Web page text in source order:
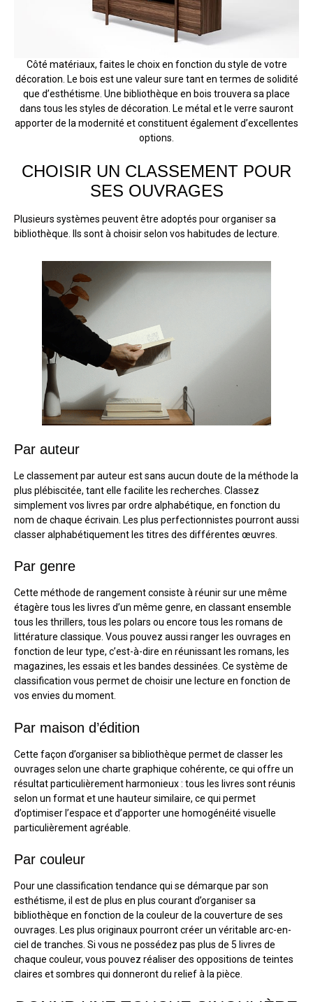
Côté matériaux, faites le choix en fonction du style de votre
décoration. Le bois est une valeur sure tant en termes de solidité
que d’esthétisme. Une bibliothèque en bois trouvera sa place
dans tous les styles de décoration. Le métal et le verre sauront
apporter de la modernité et constituent également d’excellentes
options.
CHOISIR UN CLASSEMENT POUR
SES OUVRAGES
Plusieurs systèmes peuvent être adoptés pour organiser sa
bibliothèque. Ils sont à choisir selon vos habitudes de lecture.
Par auteur
Le classement par auteur est sans aucun doute de la méthode la
plus plébiscitée, tant elle facilite les recherches. Classez
simplement vos livres par ordre alphabétique, en fonction du
nom de chaque écrivain. Les plus perfectionnistes pourront aussi
classer alphabétiquement les titres des différentes œuvres.
Par genre
Cette méthode de rangement consiste à réunir sur une même
étagère tous les livres d’un même genre, en classant ensemble
tous les thrillers, tous les polars ou encore tous les romans de
littérature classique. Vous pouvez aussi ranger les ouvrages en
fonction de leur type, c’est-à-dire en réunissant les romans, les
magazines, les essais et les bandes dessinées. Ce système de
classification vous permet de choisir une lecture en fonction de
vos envies du moment.
Par maison d’édition
Cette façon d’organiser sa bibliothèque permet de classer les
ouvrages selon une charte graphique cohérente, ce qui offre un
résultat particulièrement harmonieux : tous les livres sont réunis
selon un format et une hauteur similaire, ce qui permet
d’optimiser l’espace et d’apporter une homogénéité visuelle
particulièrement agréable.
Par couleur
Pour une classification tendance qui se démarque par son
esthétisme, il est de plus en plus courant d’organiser sa
bibliothèque en fonction de la couleur de la couverture de ses
ouvrages. Les plus originaux pourront créer un véritable arc-en-
ciel de tranches. Si vous ne possédez pas plus de 5 livres de
chaque couleur, vous pouvez réaliser des oppositions de teintes
claires et sombres qui donneront du relief à la pièce.